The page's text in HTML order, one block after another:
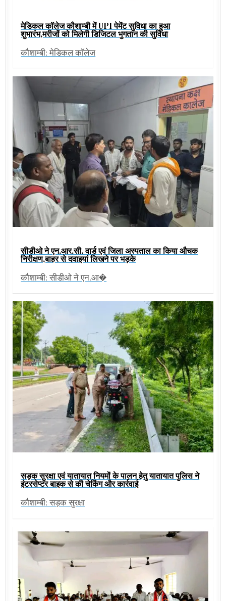
मेडिकल कॉलेज कौशाम्बी में UPI पेमेंट सुविधा का हुआ
शुभारंभ,मरीजों को मिलेगी डिजिटल भुगतान की सुविधा
कौशाम्बी: मेडिकल कॉलेज
सीडीओ ने एन.आर.सी. वार्ड एवं जिला अस्पताल का किया औचक
निरीक्षण,बाहर से दवाइयां लिखने पर भड़के
कौशाम्बी: सीडीओ ने एन.आ�
सड़क सुरक्षा एवं यातायात नियमों के पालन हेतु यातायात पुलिस ने
इंटरसेप्टर बाइक से की चेकिंग और कार्रवाई
कौशाम्बी: सड़क सुरक्षा